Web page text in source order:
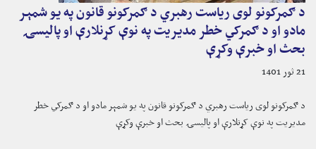
د ګمرکونو لوی ریاست رهبري د ګمرکونو قانون په یو شمېر
مادو او د ګمرکي خطر مدیریت په نوې کړنلارې او پالیسۍ
بحث او خبرې وکړې
21 ثور 1401
د ګمرکونو لوی ریاست رهبري د ګمرکونو قانون په یو شمېر مادو او د ګمرکي خطر
مدیریت په نوې کړنلارې او پالیسۍ بحث او خبرې وکړې